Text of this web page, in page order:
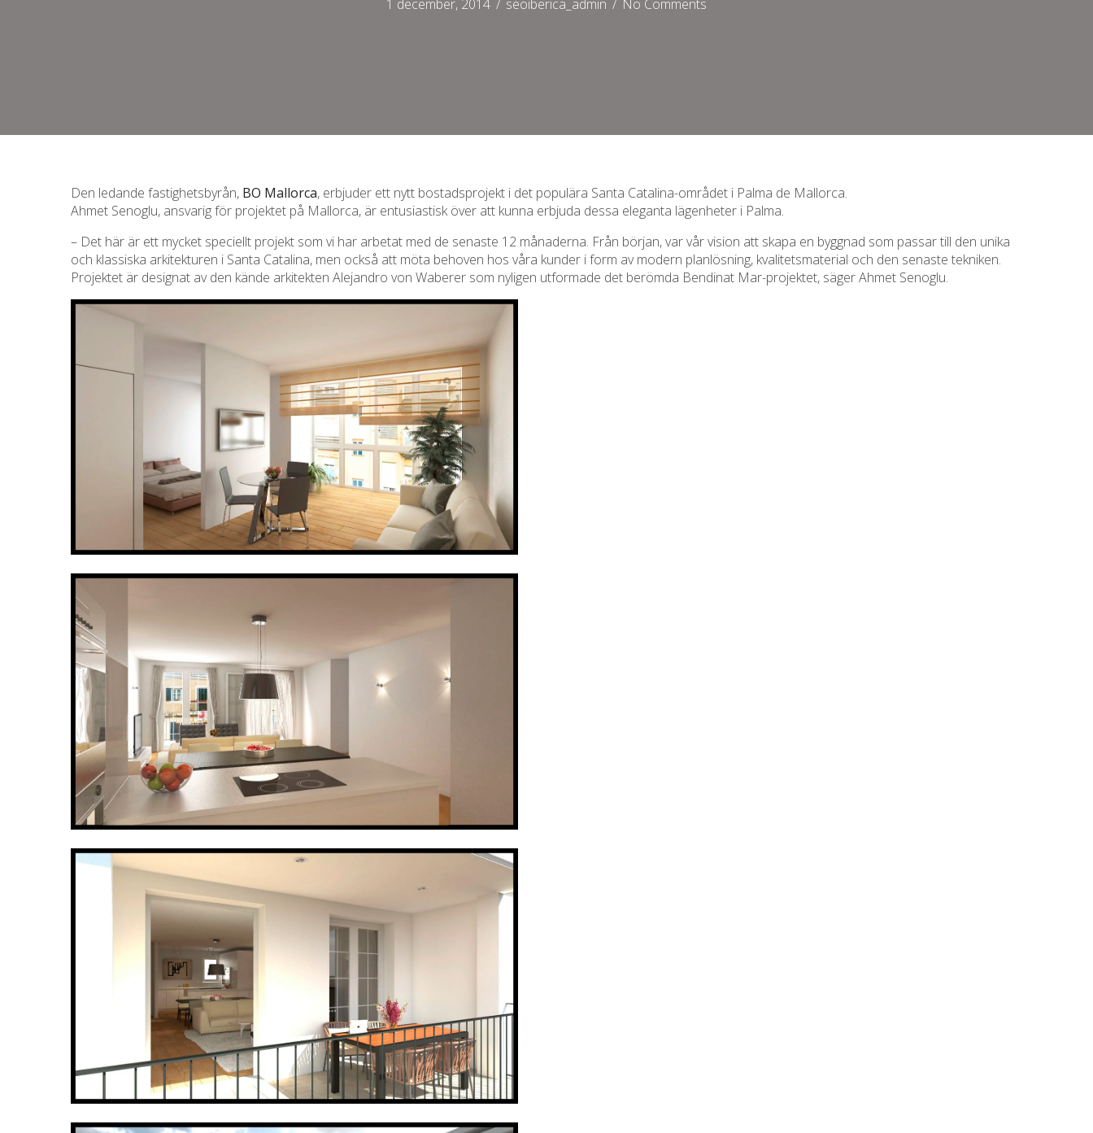
1 december, 2014 / seoiberica_admin / No Comments
Den ledande fastighetsbyrån, BO Mallorca, erbjuder ett nytt bostadsprojekt i det populära Santa Catalina-området i Palma de Mallorca.
Ahmet Senoglu, ansvarig för projektet på Mallorca, är entusiastisk över att kunna erbjuda dessa eleganta lägenheter i Palma.
– Det här är ett mycket speciellt projekt som vi har arbetat med de senaste 12 månaderna. Från början, var vår vision att skapa en byggnad som passar till den unika
och klassiska arkitekturen i Santa Catalina, men också att möta behoven hos våra kunder i form av modern planlösning, kvalitetsmaterial och den senaste tekniken.
Projektet är designat av den kände arkitekten Alejandro von Waberer som nyligen utformade det berömda Bendinat Mar-projektet, säger Ahmet Senoglu.